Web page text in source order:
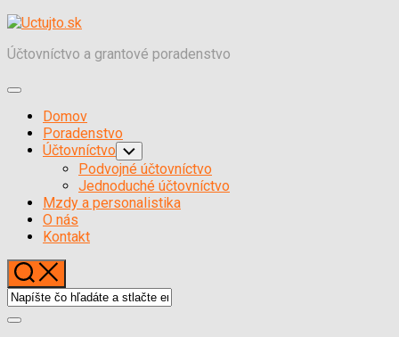
Skočiť
obsah
Účtovníctvo a grantové poradenstvo
Expand
Domov
Poradenstvo
Účtovníctvo Toggle
Child
Menu
Podvojné účtovníctvo
Jednoduché účtovníctvo
Mzdy a personalistika
O nás
Kontakt
Expand